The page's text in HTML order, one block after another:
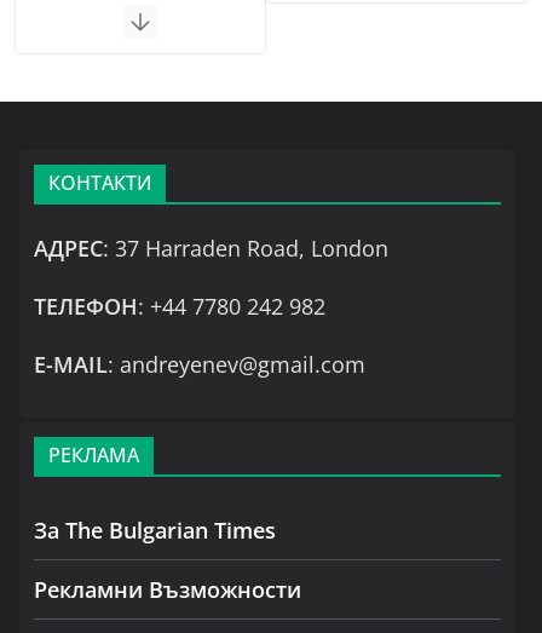
КОНТАКТИ
АДРЕС: 37 Harraden Road, London
ТЕЛЕФОН: +44 7780 242 982
Е-MAIL: andreyenev@gmail.com
РЕКЛАМА
За The Bulgarian Times
Рекламни Възможности